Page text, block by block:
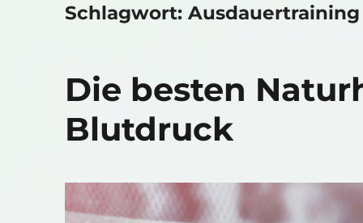
Schlagwort:
Die besten
Blutdruck